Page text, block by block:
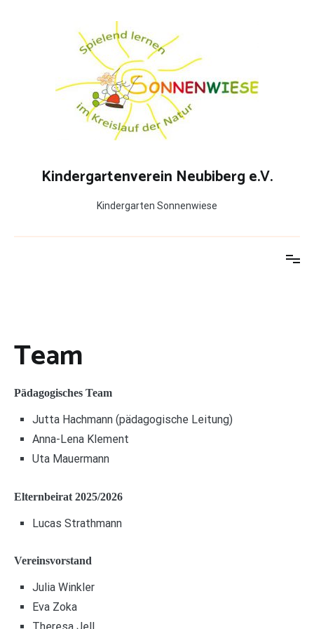
Kindergartenverein Neubiberg e.V.
Kindergarten Sonnenwiese
Team
Pädagogisches Team
Jutta Hachmann (pädagogische Leitung)
Anna-Lena Klement
Uta Mauermann
Elternbeirat 2025/2026
Lucas Strathmann
Vereinsvorstand
Julia Winkler
Eva Zoka